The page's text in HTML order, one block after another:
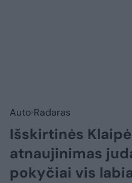
Auto Radaras
Išskirtinės
atnaujinimas
pokyčiai vis